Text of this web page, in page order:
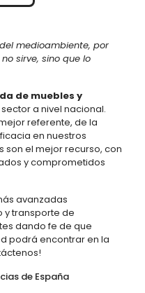
medioambiente, por
sirve, sino que lo
de muebles y
a nivel nacional.
referente, de la
en nuestros
son el mejor recurso, con
y comprometidos
avanzadas
y transporte de
dando fe de que
podrá encontrar en la
de España